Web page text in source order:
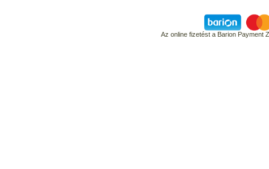
Az online fizetést a Barion Payment